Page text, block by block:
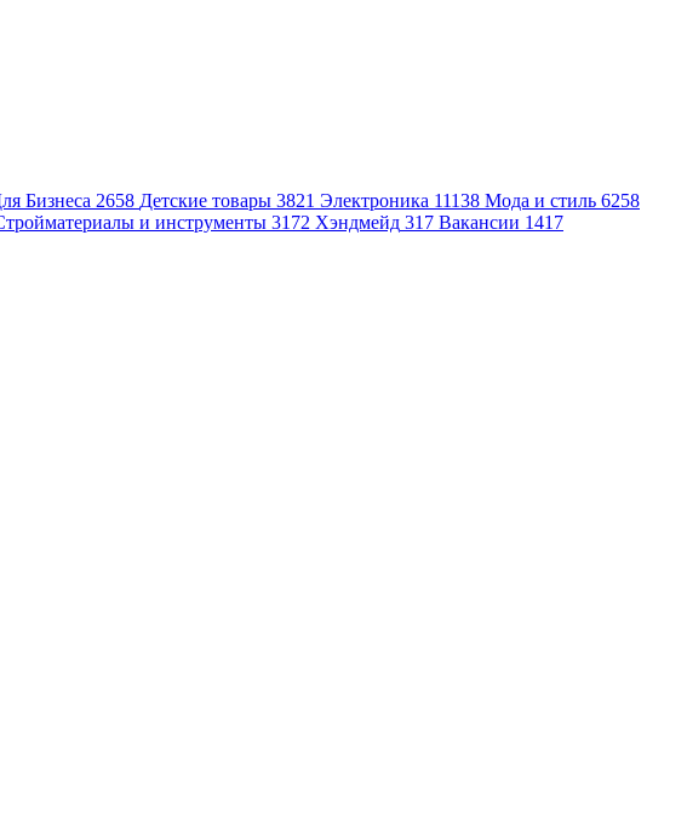
Бизнеса 2658 Детские товары 3821 Электроника 11138 Мода и стиль 6258
и инструменты 3172 Хэндмейд 317 Вакансии 1417